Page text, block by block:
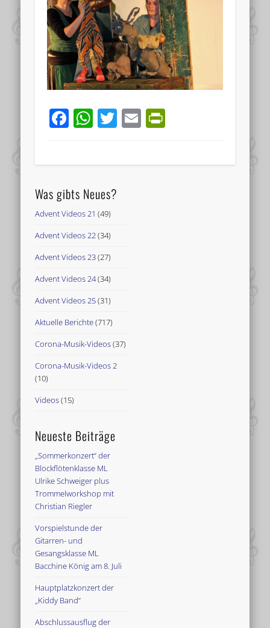
Facebook
WhatsApp
Twitter
Email
Was gibts Neues?
Advent Videos 21 (49)
Advent Videos 22(34)
Advent Videos 23(27)
Advent Videos 24(34)
Advent Videos 25(31)
Aktuelle Berichte(717)
Corona-Musik-Videos(37)
Corona-Musik-Videos 2
(10)
Videos(15)
Neueste Beiträge
„Sommerkonzert“ der
Blockflötenklasse ML
Ulrike Schweiger plus
Trommelworkshop mit
Christian Riegler
Vorspielstunde der
Gitarren- und
Gesangsklasse ML
Bacchine König am 8. Juli
Hauptplatzkonzert der
„Kiddy Band“
Abschlussausflug der